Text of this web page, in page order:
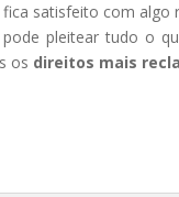
satisfeito com
pleitear tudo o
os direitos mais